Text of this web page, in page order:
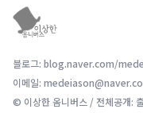
블로그: blog.naver.com/
이메일:
© 이상한 옴니버스 / 전체공개: